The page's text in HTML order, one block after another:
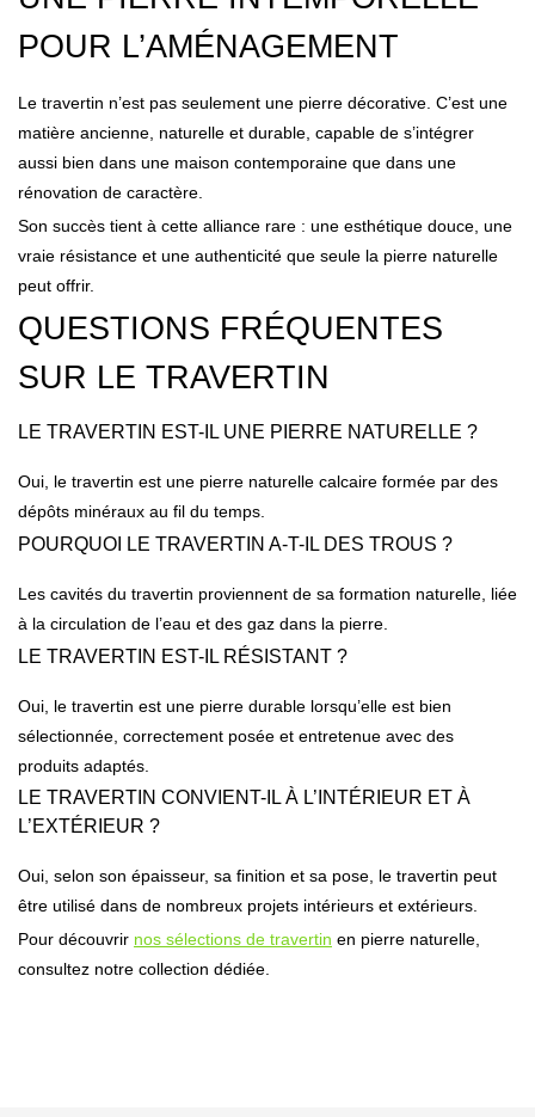
POUR L’AMÉNAGEMENT
Le travertin n’est pas seulement une pierre décorative. C’est une
matière ancienne, naturelle et durable, capable de s’intégrer
aussi bien dans une maison contemporaine que dans une
rénovation de caractère.
Son succès tient à cette alliance rare : une esthétique douce, une
vraie résistance et une authenticité que seule la pierre naturelle
peut offrir.
QUESTIONS FRÉQUENTES
SUR LE TRAVERTIN
LE TRAVERTIN EST-IL UNE PIERRE NATURELLE ?
Oui, le travertin est une pierre naturelle calcaire formée par des
dépôts minéraux au fil du temps.
POURQUOI LE TRAVERTIN A-T-IL DES TROUS ?
Les cavités du travertin proviennent de sa formation naturelle, liée
à la circulation de l’eau et des gaz dans la pierre.
LE TRAVERTIN EST-IL RÉSISTANT ?
Oui, le travertin est une pierre durable lorsqu’elle est bien
sélectionnée, correctement posée et entretenue avec des
produits adaptés.
LE TRAVERTIN CONVIENT-IL À L’INTÉRIEUR ET À
L’EXTÉRIEUR ?
Oui, selon son épaisseur, sa finition et sa pose, le travertin peut
être utilisé dans de nombreux projets intérieurs et extérieurs.
Pour découvrir nos sélections de travertin en pierre naturelle,
consultez notre collection dédiée.